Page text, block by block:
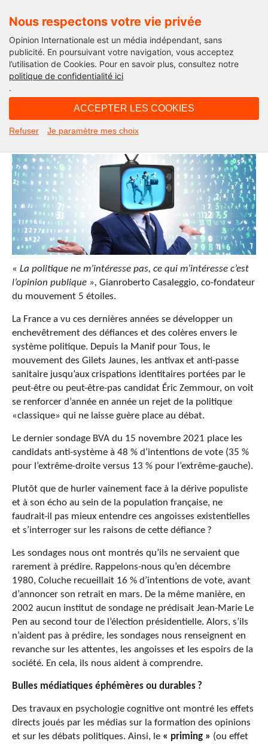
Nous respectons votre vie privée
Opinion Internationale est un média indépendant, sans
publicité. En poursuivant votre navigation, vous acceptez
l’utilisation de Cookies. Pour en savoir plus, consultez notre
politique de confidentialité ici
.
ACCEPTER LES COOKIES
Refuser Je paramètre mes choix
Politique
Déclinisme de la vision politique
« La politique ne m’intéresse pas, ce qui m’intéresse c’est
l’opinion publique », Gianroberto Casaleggio, co-fondateur
du mouvement 5 étoiles.
La France a vu ces dernières années se développer un
enchevêtrement des défiances et des colères envers le
système politique. Depuis la Manif pour Tous, le
mouvement des Gilets Jaunes, les antivax et anti-passe
sanitaire jusqu’aux crispations identitaires portées par le
peut-être ou peut-être-pas candidat Éric Zemmour, on voit
se renforcer d’année en année un rejet de la politique
«classique» qui ne laisse guère place au débat.
Le dernier sondage BVA du 15 novembre 2021 place les
candidats anti-système à 48 % d’intentions de vote (35 %
pour l’extrême-droite versus 13 % pour l’extrême-gauche).
Plutôt que de hurler vainement face à la dérive populiste
et à son écho au sein de la population française, ne
faudrait-il pas mieux entendre ces angoisses existentielles
et s’interroger sur les raisons de cette défiance ?
Les sondages nous ont montrés qu’ils ne servaient que
rarement à prédire. Rappelons-nous qu’en décembre
1980, Coluche recueillait 16 % d’intentions de vote, avant
d’annoncer son retrait en mars. De la même manière, en
2002 aucun institut de sondage ne prédisait Jean-Marie Le
Pen au second tour de l’élection présidentielle. Alors, s’ils
n’aident pas à prédire, les sondages nous renseignent en
revanche sur les attentes, les angoisses et les espoirs de la
société. En cela, ils nous aident à comprendre.
Bulles médiatiques éphémères ou durables ?
Des travaux en psychologie cognitive ont montré les effets
directs joués par les médias sur la formation des opinions
et sur les débats politiques. Ainsi, le « priming » (ou effet